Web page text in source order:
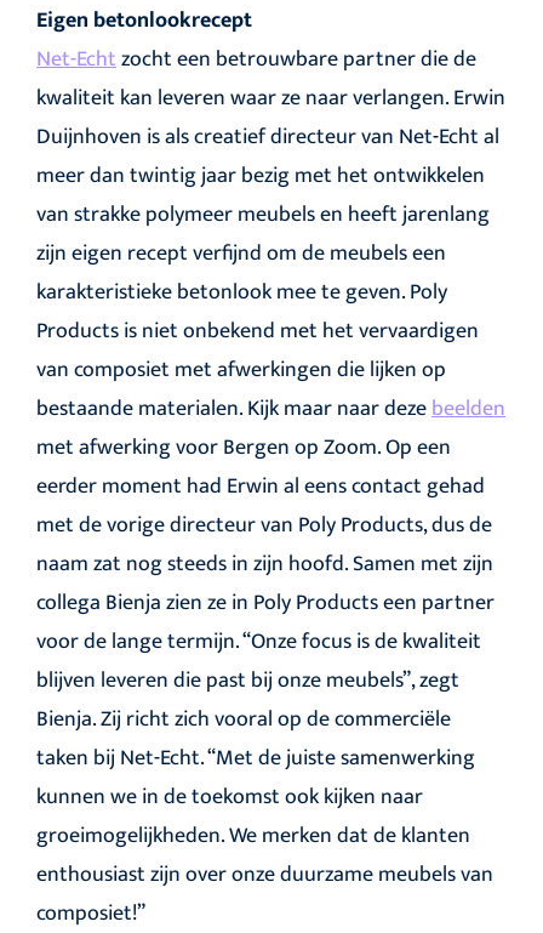
Eigen betonlookrecept
Net-Echtzocht een betrouwbare partner die de
kwaliteit kan leveren waar ze naar verlangen. Erwin
Duijnhoven is als creatief directeur van Net-Echt al
meer dan twintig jaar bezig met het ontwikkelen
van strakke polymeer meubels en heeft jarenlang
zijn eigen recept verfijnd om de meubels een
karakteristieke betonlook mee te geven. Poly
Products is niet onbekend met het vervaardigen
van composiet met afwerkingen die lijken op
bestaande materialen. Kijk maar naardezebeelden
met afwerking voor Bergen op Zoom. Op een
eerder moment had Erwin al eens contact gehad
met de vorige directeur van Poly Products, dus de
naam zat nog steeds in zijn hoofd. Samen met zijn
collega Bienja zien ze in Poly Products een partner
voor de lange termijn. “Onze focus is de kwaliteit
blijven leveren die past bij onze meubels”, zegt
Bienja. Zij richt zich vooral op de commerciële
taken bij Net-Echt. “Met de juiste samenwerking
kunnen we in de toekomst ook kijken naar
groeimogelijkheden. We merken dat de klanten
enthousiast zijn over onze duurzame meubels van
composiet!”